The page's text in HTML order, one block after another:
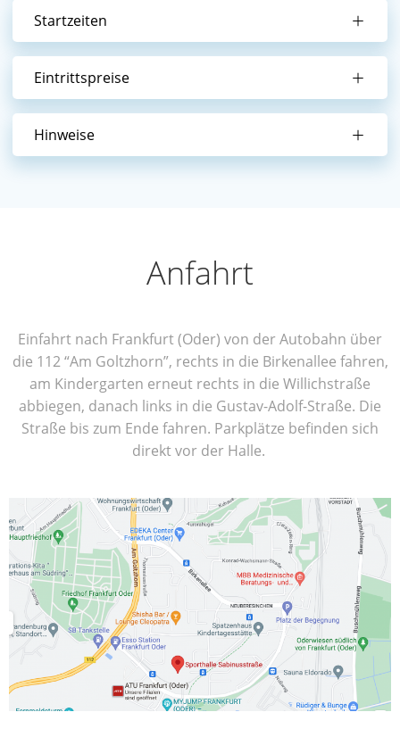
Start­zei­ten
Ein­tritts­prei­se
Hin­wei­se
Anfahrt
Ein­fahrt nach Frank­furt (Oder) von der Auto­bahn über
die 112 “Am Goltz­horn”, rechts in die Bir­ken­al­lee fah­ren,
am Kin­der­gar­ten erneut rechts in die Wil­lich­stra­ße
abbie­gen, danach links in die Gus­tav-Adolf-Stra­ße. Die
Stra­ße bis zum Ende fah­ren. Park­plät­ze befin­den sich
direkt vor der Halle.